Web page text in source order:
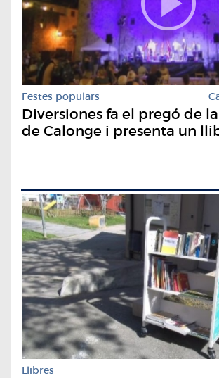
Festes populars
Diversiones fa el pregó de
de Calonge i presenta un
Llibres